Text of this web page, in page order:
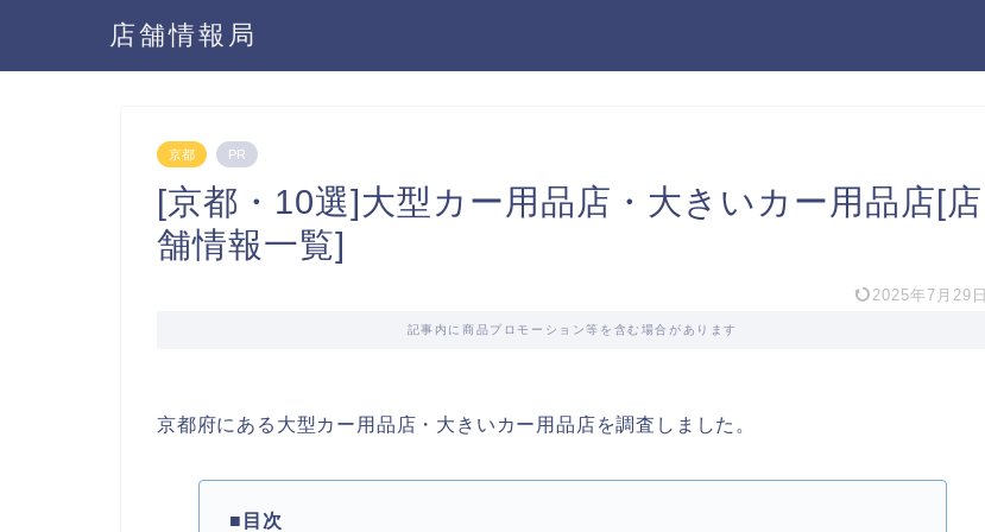
店舗情報局
京都 PR
[京都・10選]大型カー用品店・大きいカー用品店[店
舗情報一覧]
2025年7月29日
記事内に商品プロモーション等を含む場合があります
京都府にある大型カー用品店・大きいカー用品店を調査しました。
■目次